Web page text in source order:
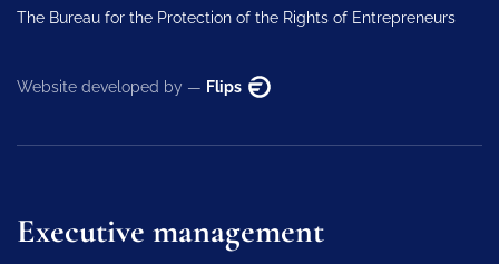
The Bureau for the Protection of the Rights of Entrepreneurs
Website developed by — Flips
Executive management